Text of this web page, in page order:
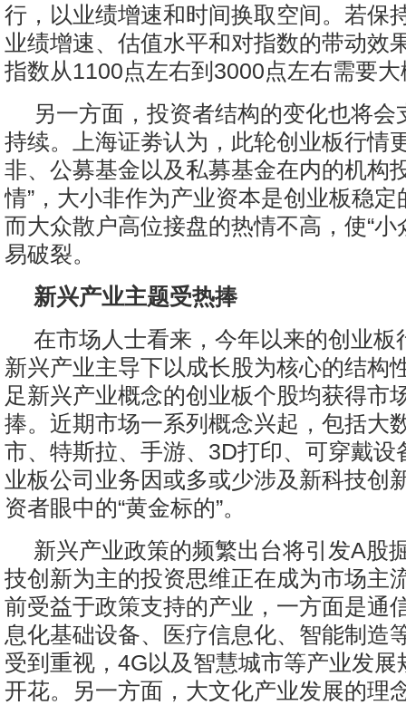
行，以业绩增速和时间换取空间。若保
业绩增速、估值水平和对指数的带动效
指数从1100点左右到3000点左右需要
另一方面，投资者结构的变化也将会
持续。上海证劵认为，此轮创业板行情
非、公募基金以及私募基金在内的机构
情”，大小非作为产业资本是创业板稳
而大众散户高位接盘的热情不高，使“小
易破裂。
新兴产业主题受热捧
在市场人士看来，今年以来的创业板
新兴产业主导下以成长股为核心的结构
足新兴产业概念的创业板个股均获得市
捧。近期市场一系列概念兴起，包括大
市、特斯拉、手游、3D打印、可穿戴设
业板公司业务因或多或少涉及新科技创
资者眼中的“黄金标的”。
新兴产业政策的频繁出台将引发A股
技创新为主的投资思维正在成为市场主
前受益于政策支持的产业，一方面是通
息化基础设备、医疗信息化、智能制造
受到重视，4G以及智慧城市等产业发展
开花。另一方面，大文化产业发展的理